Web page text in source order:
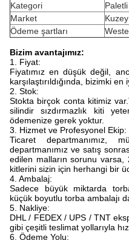
Kategori
Market
Ödeme şartları
Bizim avantajımız:
1. Fiyat:
Fiyatımız en düşük değil,
karşılaştırıldığında, bizimki en
2. Stok:
Stokta birçok conta kitimiz
silindir sızdırmazlık kiti
ödemenize gerek yoktur.
3. Hizmet ve Profesyonel Ekip:
Ticaret departmanımız,
departmanımız ve satış
edilen malların sorunu
kitlerini sizin için herhangi bir
4. Ambalaj:
Sadece büyük miktarda
küçük boyutlu torba ambalajı
5. Nakliye:
DHL / FEDEX / UPS / TNT
gibi çeşitli teslimat yollarıyla
6. Ödeme Yolu: